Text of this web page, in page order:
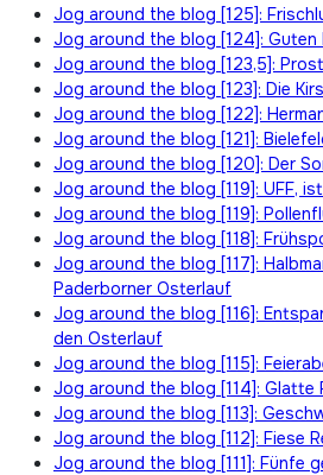
Jog around the blog [125]:
Jog around the blog [124]: Guten
Jog around the blog [123,5]:
Jog around the blog [123]: Die
Jog around the blog [122]:
Jog around the blog [121]:
Jog around the blog [120]: Der
Jog around the blog [119]: UFF,
Jog around the blog [119]:
Jog around the blog [118]:
Jog around the blog [117]:
Paderborner Osterlauf
Jog around the blog [116]:
den Osterlauf
Jog around the blog [115]:
Jog around the blog [114]: Glatte
Jog around the blog [113]:
Jog around the blog [112]: Fiese
Jog around the blog [111]: Fünfe